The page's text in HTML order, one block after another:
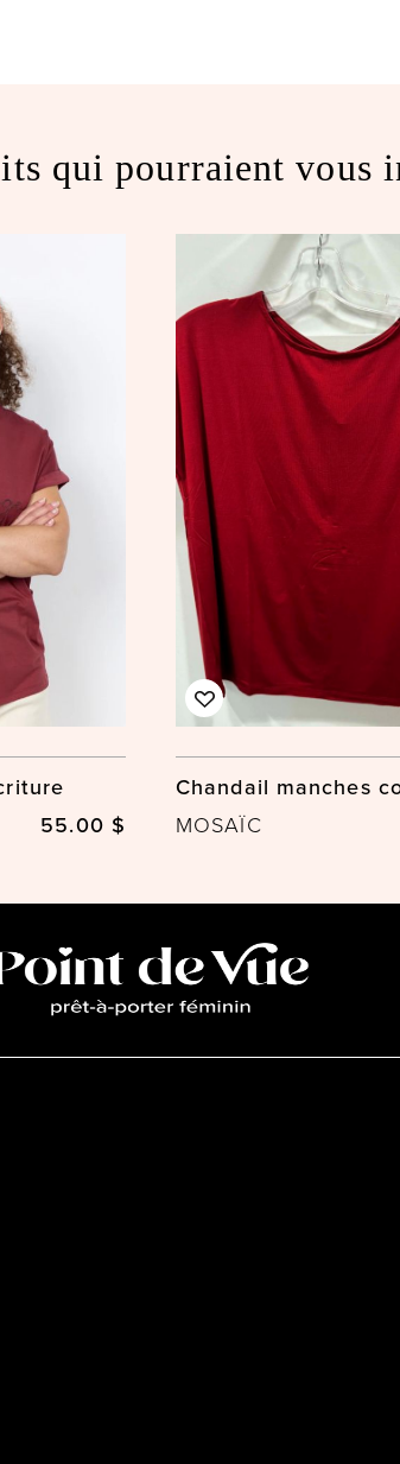
qui pourraient vous
55.00 $
Chandail manches
MOSAÏC